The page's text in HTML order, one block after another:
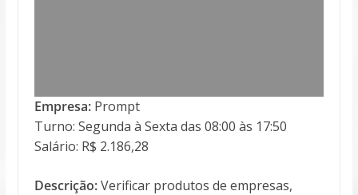
Empresa:Prompt
Turno: Segunda à Sexta das 08:00 às 17:50
Salário: R$ 2.186,28
Descrição:Verificar produtos de empresas,